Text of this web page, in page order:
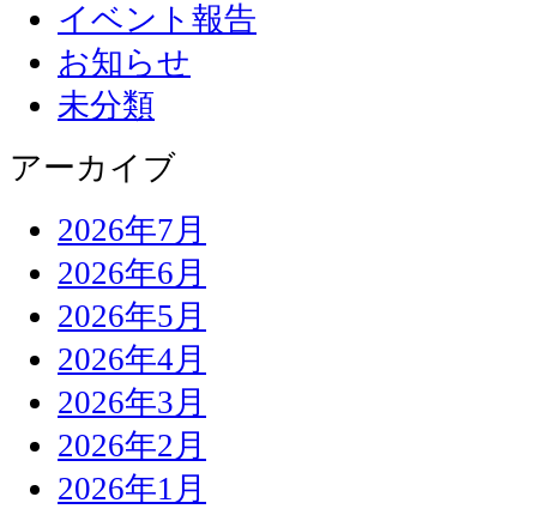
イベント報告
お知らせ
未分類
アーカイブ
2026年7月
2026年6月
2026年5月
2026年4月
2026年3月
2026年2月
2026年1月